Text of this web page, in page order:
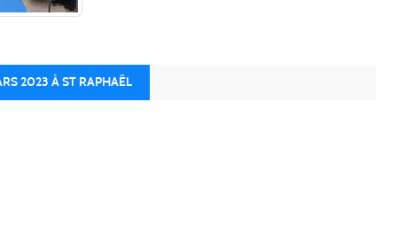
2023 À ST RAPHAËL